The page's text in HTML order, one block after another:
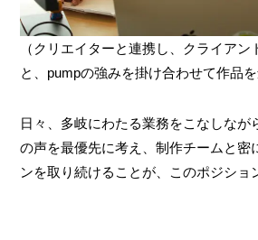
（クリエイターと連携し、クライアン
と、pumpの強みを掛け合わせて作品を
日々、多岐にわたる業務をこなしなが
の声を最優先に考え、制作チームと密
ンを取り続けることが、このポジショ